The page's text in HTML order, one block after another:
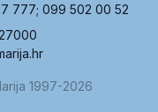
777; 099 502 00 52
1997-2026